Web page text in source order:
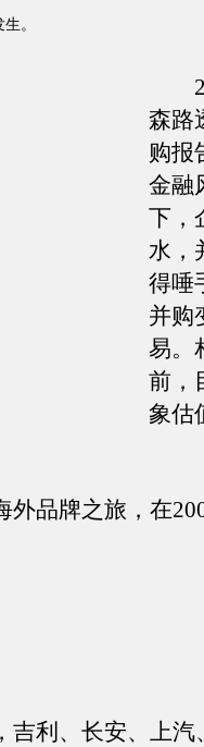
。
2
森路
购报
金融
下，
水，
得唾
并购
易。
前，
象估
品牌之旅，在
利、长安、上汽